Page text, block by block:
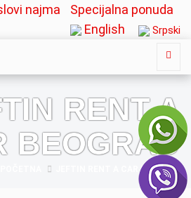
najma
Specijalna ponuda
English
Srpski
RENT A
BEOGRAD
JEFTIN RENT A CAR BEOGRAD